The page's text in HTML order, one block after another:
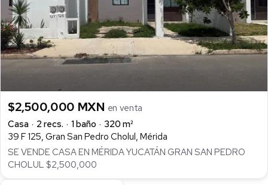
$2,500,000 MXN en venta
Casa
2 recs. 1 baño
320 m²
39 F 125, Gran San Pedro Cholul, Mérida
SE VENDE CASA EN MÉRIDA YUCATÁN GRAN SAN PEDRO
CHOLUL $2,500,000